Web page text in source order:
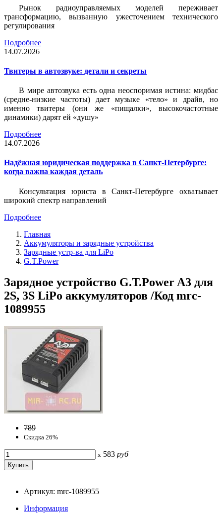
Рынок радиоуправляемых моделей переживает
трансформацию, вызванную ужесточением технического
регулирования
Подробнее
14.07.2026
Твитеры в автозвуке: детали и секреты
В мире автозвука есть одна неоспоримая истина: мидбас
(средне-низкие частоты) дает музыке «тело» и драйв, но
именно твитеры (они же «пищалки», высокочастотные
динамики) дарят ей «душу»
Подробнее
14.07.2026
Надёжная юридическая поддержка в Санкт-Петербурге:
когда важна каждая деталь
Консультация юриста в Санкт-Петербурге охватывает
широкий спектр направлений
Подробнее
Главная
Аккумуляторы и зарядные устройства
Зарядные устр-ва для LiPo
G.T.Power
Зарядное устройство G.T.Power A3 для
2S, 3S LiPo аккумуляторов /Код mrc-
1089955
789
Скидка 26%
x 583 руб
Артикул: mrc-1089955
Информация